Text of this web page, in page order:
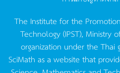
The Institute for the
Technology (IPST), Ministry
organization under the
SciMath as a website that